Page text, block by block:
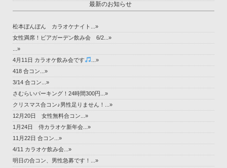
最新のお知らせ
松本ぼんぼん カラオケナイト...»
女性満席！ビアガーデン飲み会 6/2...»
...»
4月11日 カラオケ飲み会です
...»
418 合コン...»
3/14 合コン...»
さむらいパーキング！24時間300円...»
クリスマス合コン♪男性足りません！...»
12月20日 女性無料合コン...»
1月24日 侍カラオケ新年会...»
11月22日 合コン...»
4/11 カラオケ飲み会...»
明日の合コン、男性急募です！...»